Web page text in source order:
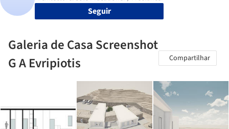
Seguir
Galeria de Casa Screenshot
G A Evripiotis
Compartilhar